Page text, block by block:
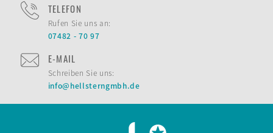
TELEFON
Rufen Sie uns an:
07482 - 70 97
E-MAIL
Schreiben Sie uns:
info@hellsterngmbh.de